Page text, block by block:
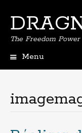
The Freedom Power
Menu
principal